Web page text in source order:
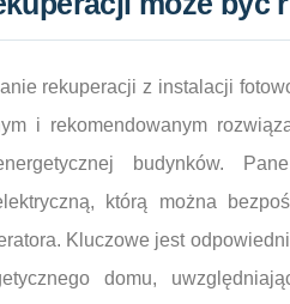
rekuperacji z instalacji
i rekomendowanym
budynków.
którą można
Kluczowe jest
domu,